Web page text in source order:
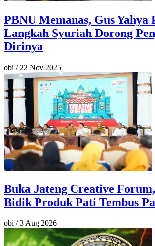
PBNU Memanas, Gus Yahya
Langkah Syuriah Dorong
Dirinya
obi / 22 Nov 2025
Buka Jateng Creative
Bidik Produk Pati Tembus
obi / 3 Aug 2026